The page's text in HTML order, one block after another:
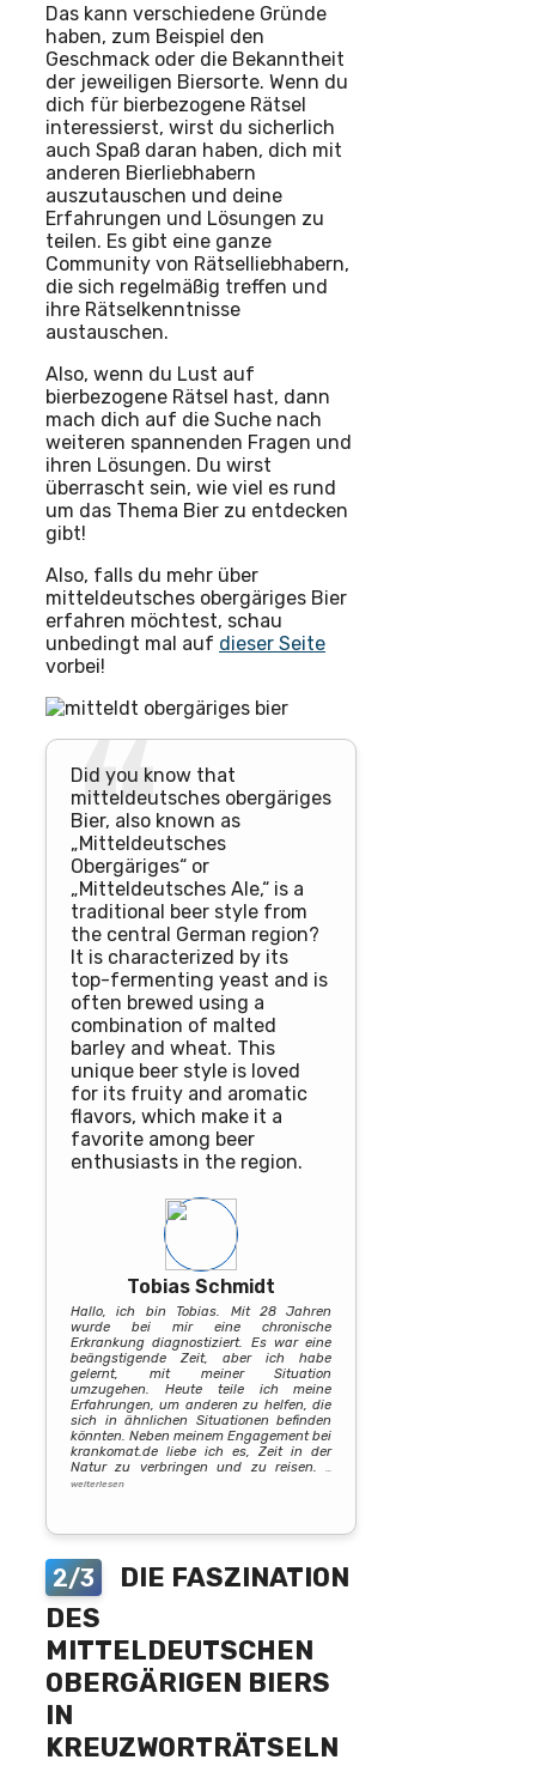
Das kann verschiedene Gründe
haben, zum Beispiel den
Geschmack oder die Bekanntheit
der jeweiligen Biersorte. Wenn du
dich für bierbezogene Rätsel
interessierst, wirst du sicherlich
auch Spaß daran haben, dich mit
anderen Bierliebhabern
auszutauschen und deine
Erfahrungen und Lösungen zu
teilen. Es gibt eine ganze
Community von Rätselliebhabern,
die sich regelmäßig treffen und
ihre Rätselkenntnisse
austauschen.
Also, wenn du Lust auf
bierbezogene Rätsel hast, dann
mach dich auf die Suche nach
weiteren spannenden Fragen und
ihren Lösungen. Du wirst
überrascht sein, wie viel es rund
um das Thema Bier zu entdecken
gibt!
Also, falls du mehr über
mitteldeutsches obergäriges Bier
erfahren möchtest, schau
unbedingt mal auf dieser Seite
vorbei!
Did you know that
mitteldeutsches obergäriges
Bier, also known as
„Mitteldeutsches
Obergäriges“ or
„Mitteldeutsches Ale,“ is a
traditional beer style from
the central German region?
It is characterized by its
top-fermenting yeast and is
often brewed using a
combination of malted
barley and wheat. This
unique beer style is loved
for its fruity and aromatic
flavors, which make it a
favorite among beer
enthusiasts in the region.
Tobias Schmidt
Hallo, ich bin Tobias. Mit 28 Jahren
wurde bei mir eine chronische
Erkrankung diagnostiziert. Es war eine
beängstigende Zeit, aber ich habe
gelernt, mit meiner Situation
umzugehen. Heute teile ich meine
Erfahrungen, um anderen zu helfen, die
sich in ähnlichen Situationen befinden
könnten. Neben meinem Engagement bei
krankomat.de liebe ich es, Zeit in der
Natur zu verbringen und zu reisen.
weiterlesen
2/3
DIE FASZINATION
DES
MITTELDEUTSCHEN
OBERGÄRIGEN BIERS
IN
KREUZWORTRÄTSELN